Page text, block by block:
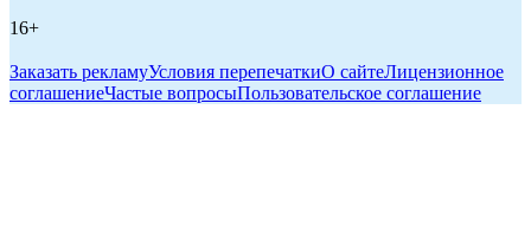
16+
Заказать рекламуУсловия перепечаткиО сайтеЛицензионное
соглашениеЧастые вопросыПользовательское соглашение